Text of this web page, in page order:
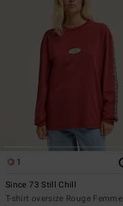
1
Since 73 Still Chill
T-shirt oversize Rouge Femme